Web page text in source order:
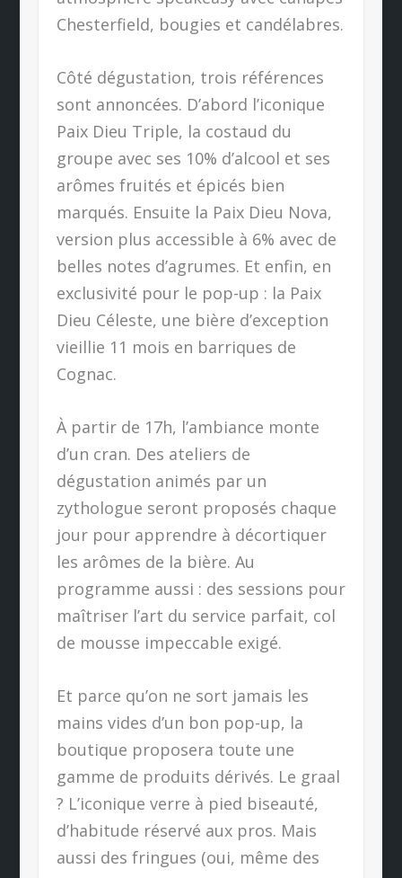
Chesterfield, bougies et candélabres.
Côté dégustation, trois références
sont annoncées. D’abord l’iconique
Paix Dieu Triple, la costaud du
groupe avec ses 10% d’alcool et ses
arômes fruités et épicés bien
marqués. Ensuite la Paix Dieu Nova,
version plus accessible à 6% avec de
belles notes d’agrumes. Et enfin, en
exclusivité pour le pop-up : la Paix
Dieu Céleste, une bière d’exception
vieillie 11 mois en barriques de
Cognac.
À partir de 17h, l’ambiance monte
d’un cran. Des ateliers de
dégustation animés par un
zythologue seront proposés chaque
jour pour apprendre à décortiquer
les arômes de la bière. Au
programme aussi : des sessions pour
maîtriser l’art du service parfait, col
de mousse impeccable exigé.
Et parce qu’on ne sort jamais les
mains vides d’un bon pop-up, la
boutique proposera toute une
gamme de produits dérivés. Le graal
? L’iconique verre à pied biseauté,
d’habitude réservé aux pros. Mais
aussi des fringues (oui, même des